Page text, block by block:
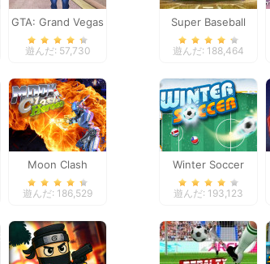
GTA: Grand Vegas
Crime
遊んだ: 57,730
Moon Clash
Heroes
遊んだ: 186,529
Super Baseball
遊んだ: 188,464
Winter Soccer
遊んだ: 193,123